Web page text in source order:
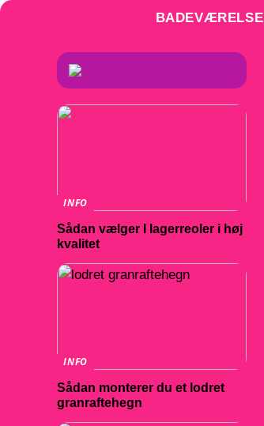
BADEVÆRELSE
INFO
Sådan vælger I lagerreoler i høj
kvalitet
INFO
Sådan monterer du et lodret
granraftehegn